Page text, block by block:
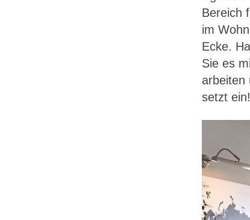
Bereich
im
Ecke.
Sie es
arbeiten
setzt ein!